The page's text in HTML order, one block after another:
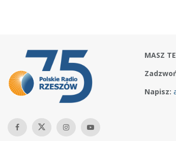
MASZ
Napisz: